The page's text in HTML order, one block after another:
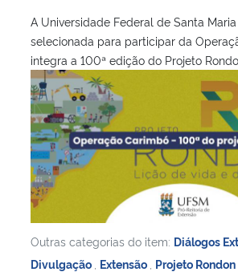
A Universidade Federal de Santa Maria
selecionada para participar da
integra a 100ª edição do Projeto
Outras categorias do item: Diálogos
Divulgação Extensão Projeto Rondon